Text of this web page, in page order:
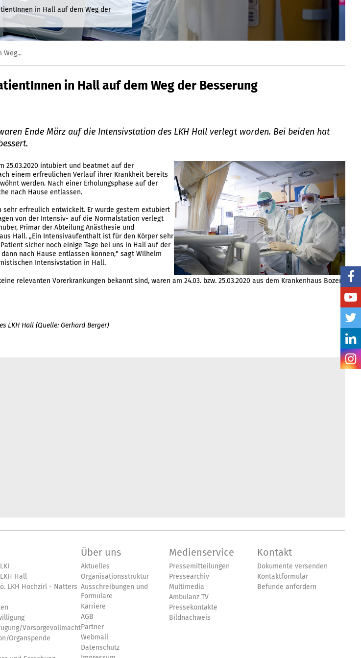
in Hall auf dem Weg der
in Hall auf dem Weg der Besserung
Ende März auf die Intensivstation des LKH Hall verlegt worden. Bei beiden hat
25.03.2020 intubiert und beatmet auf der
einem erfreulichen Verlauf ihrer Krankheit bereits
werden. Nach einer Erholungsphase auf der
nach Hause entlassen.
sehr erfreulich entwickelt. Er wurde gestern extubiert
von der Intensiv- auf die Normalstation verlegt
Primar der Abteilung Anästhesie und
Hall. „Ein Intensivaufenthalt ist für den Körper sehr
sicher noch einige Tage bei uns in Hall auf der
nach Hause entlassen können," sagt Wilhelm
Intensivstation in Hall.
relevanten Vorerkrankungen bekannt sind, waren am 24.03. bzw. 25.03.2020 aus dem Krankenhaus Bozen
LKH Hall (Quelle: Gerhard Berger)
Hall
LKH Hochzirl - Natters
Vorsorgevollmacht
Organspende
Über uns
Aktuelles
Organisationsstruktur
Ausschreibungen und
Formulare
Karriere
AGB
Partner
Webmail
Datenschutz
Medienservice
Pressemitteilungen
Pressearchiv
Multimedia
Ambulanz TV
Pressekontakte
Bildnachweis
Kontakt
Dokumente versenden
Kontaktformular
Befunde anfordern